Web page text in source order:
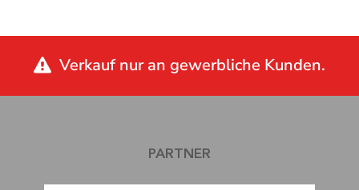
Verkauf nur an gewerbliche Kunden.
PARTNER